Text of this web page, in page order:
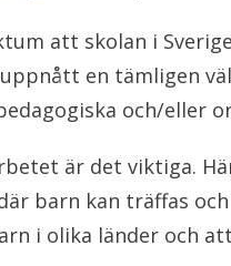
att skolan i
en tämligen
och/eller
är det viktiga.
barn kan träffas
i olika länder och